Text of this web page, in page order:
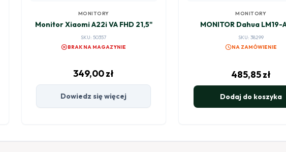
MONITORY
Monitor Xiaomi A22i VA FHD 21,5"
SKU: 50357
cancelBRAK NA MAGAZYNIE
349,00zł
Dowiedz się więcej
MONITORY
MONITOR Dahua LM19-
SKU: 38299
scheduleNA ZAMÓWIENIE
485,85zł
Dodaj do koszyka